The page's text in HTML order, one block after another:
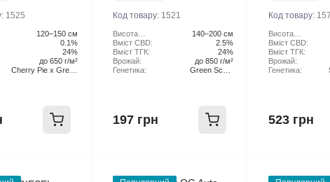
1525
120–150 см
0.1%
24%
до 650 г/м²
Cherry Pie x Green
Код товару: 1521
Висота
рослини:
140–200 см
Вміст CBD:
2.5%
Вміст ТГК:
24%
Врожай:
до 850 г/м²
Генетика:
Green Scout
197 грн
Код товару:
Висота
рослини:
Вміст CBD:
Вміст ТГК:
Врожай:
Генетика:
523 грн